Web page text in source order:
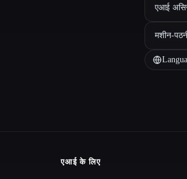
एआई
मशीन-
एआई के लिए